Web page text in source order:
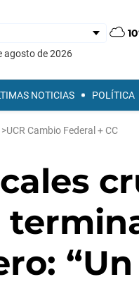
agosto de 2026
NOTICIAS POLÍTICA
>UCR Cambio Federal + CC